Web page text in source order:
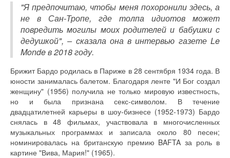
"Я предпочитаю, чтобы меня похоронили здесь, а
не в Сан-Тропе, где толпа идиотов может
повредить могилы моих родителей и бабушки с
дедушкой", – сказала она в интервью газете Le
Monde в 2018 году.
Брижит Бардо родилась в Париже в 28 сентября 1934 года. В
юности занималась балетом. Благодаря ленте "И Бог создал
женщину" (1956) получила не только мировую известность,
но и была признана секс-символом. В течение
двадцатилетней карьеры в шоу-бизнесе (1952-1973) Бардо
снялась в 48 фильмах, участвовала в многочисленных
музыкальных программах и записала около 80 песен;
номинировалась на британскую премию BAFTA за роль в
картине "Вива, Мария!" (1965).